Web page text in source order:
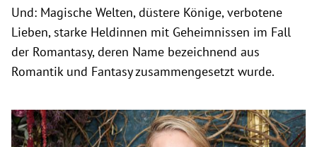
Und: Magische Welten, düstere Könige, verbotene
Lieben, starke Heldinnen mit Geheimnissen im Fall
der Romantasy, deren Name bezeichnend aus
Romantik und Fantasy zusammengesetzt wurde.